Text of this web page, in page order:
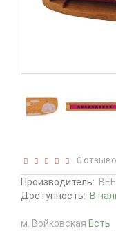
0
Производитель: BEE
Доступность: В
м. Войковская Есть